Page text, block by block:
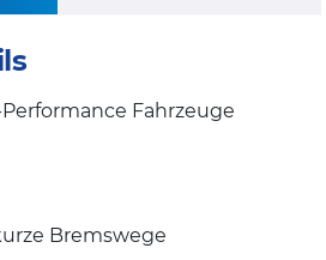
Fahrzeuge
Bremswege